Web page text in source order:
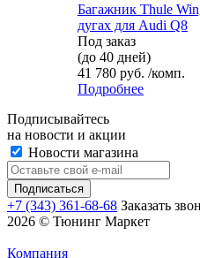
Багажник Thule
дугах для Audi Q8
Под заказ
(до 40 дней)
41 780 руб. /комп.
Подробнее
Подписывайтесь
на новости и акции
Новости магазина
+7 (343) 361-68-68 Заказать
2026 © Тюнинг Маркет
Компания